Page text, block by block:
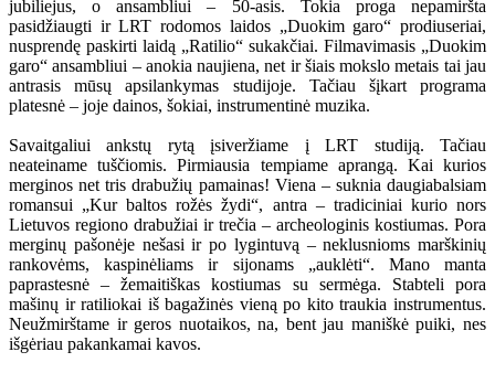
jubiliejus, o ansambliui – 50-asis. Tokia proga nepamiršta
pasidžiaugti ir LRT rodomos laidos „Duokim garo“ prodiuseriai,
nusprendę paskirti laidą „Ratilio“ sukakčiai. Filmavimasis „Duokim
garo“ ansambliui – anokia naujiena, net ir šiais mokslo metais tai jau
antrasis mūsų apsilankymas studijoje. Tačiau šįkart programa
platesnė – joje dainos, šokiai, instrumentinė muzika.
Savaitgaliui ankstų rytą įsiveržiame į LRT studiją. Tačiau
neateiname tuščiomis. Pirmiausia tempiame aprangą. Kai kurios
merginos net tris drabužių pamainas! Viena – suknia daugiabalsiam
romansui „Kur baltos rožės žydi“, antra – tradiciniai kurio nors
Lietuvos regiono drabužiai ir trečia – archeologinis kostiumas. Pora
merginų pašonėje nešasi ir po lygintuvą – neklusnioms marškinių
rankovėms, kaspinėliams ir sijonams „auklėti“. Mano manta
paprastesnė – žemaitiškas kostiumas su sermėga. Stabteli pora
mašinų ir ratiliokai iš bagažinės vieną po kito traukia instrumentus.
Neužmirštame ir geros nuotaikos, na, bent jau maniškė puiki, nes
išgėriau pakankamai kavos.